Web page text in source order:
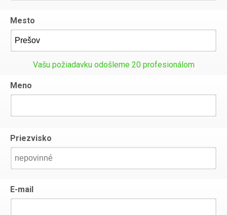
Mesto
Vašu požiadavku odošleme 20 profesionálom
Meno
Priezvisko
E-mail